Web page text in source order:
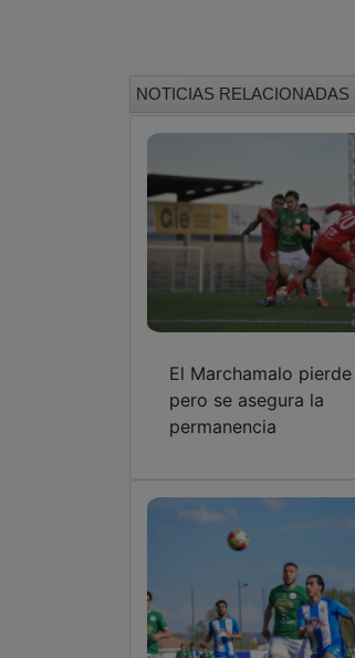
NOTICIAS RELACIONADAS
El Marchamalo pierde
pero se asegura la
permanencia